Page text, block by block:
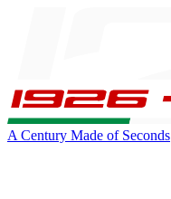
A Century Made of Seconds